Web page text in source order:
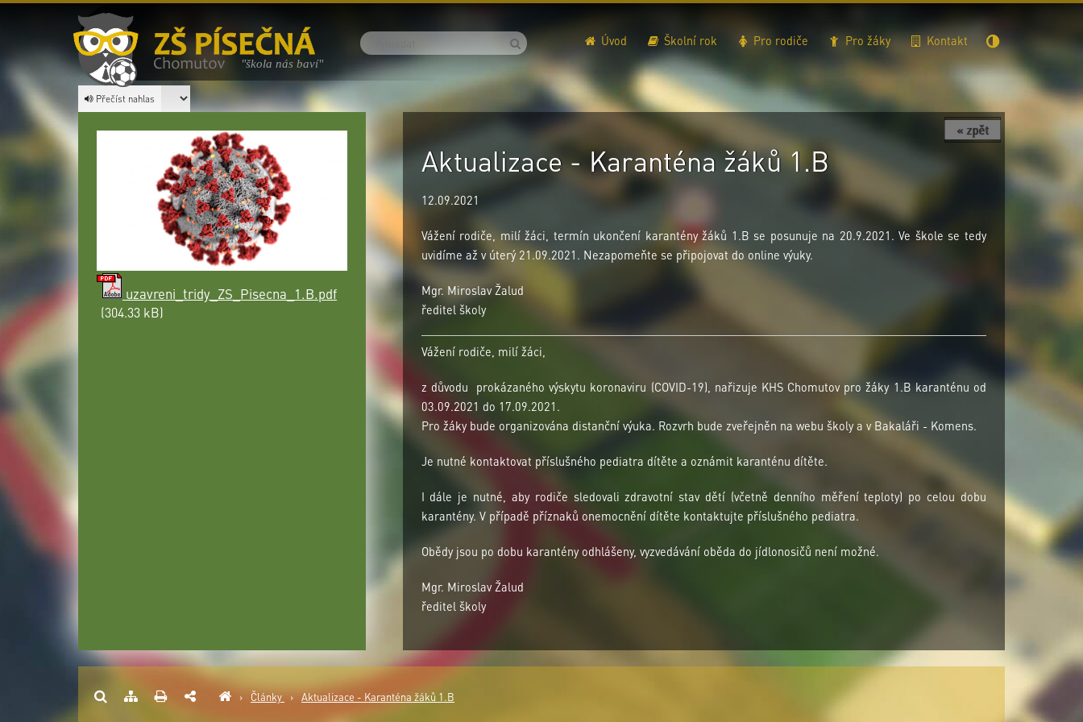
Úvod Školní rok Pro rodiče Pro žáky Kontakt
"škola nás baví"
Přečíst nahlas
« zpět
uzavreni_tridy_ZS_Pisecna_1.B.pdf
(304.33 kB)
Aktualizace - Karanténa žáků 1.B
12.09.2021
Vážení rodiče, milí žáci, termín ukončení karantény žáků 1.B se posunuje na 20.9.2021. Ve škole se tedy
uvidíme až v úterý 21.09.2021. Nezapomeňte se připojovat do online výuky.
Mgr. Miroslav Žalud
ředitel školy
Vážení rodiče, milí žáci,
z důvodu prokázaného výskytu koronaviru (COVID-19), nařizuje KHS Chomutov pro žáky 1.B karanténu od
03.09.2021 do 17.09.2021.
Pro žáky bude organizována distanční výuka. Rozvrh bude zveřejněn na webu školy a v Bakaláři - Komens.
Je nutné kontaktovat příslušného pediatra dítěte a oznámit karanténu dítěte.
I dále je nutné, aby rodiče sledovali zdravotní stav dětí (včetně denního měření teploty) po celou dobu
karantény. V případě příznaků onemocnění dítěte kontaktujte příslušného pediatra.
Obědy jsou po dobu karantény odhlášeny, vyzvedávání oběda do jídlonosičů není možné.
Mgr. Miroslav Žalud
ředitel školy
› Články › Aktualizace - Karanténa žáků 1.B